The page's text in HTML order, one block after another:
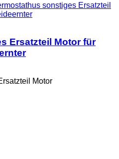
sonstiges Ersatzteil
Ersatzteil Motor für
Motor